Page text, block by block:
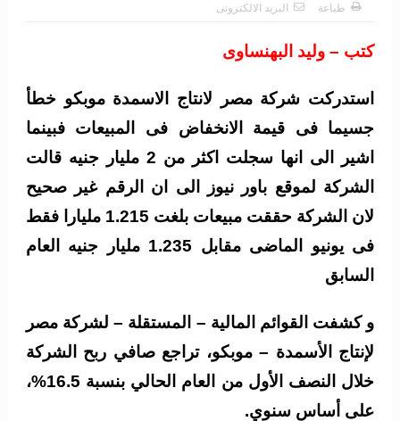
طباعة
البريد الالكترونى
كتب – وليد البهنساوى
استدركت شركة مصر لانتاج الاسمدة موبكو خطأ
جسيما فى قيمة الانخفاض فى المبيعات فبينما
اشير الى انها سجلت اكثر من 2 مليار جنيه قالت
الشركة لموقع باور نيوز الى ان الرقم غير صحيح
لان الشركة حققت مبيعات بلغت 1.215 مليارا فقط
فى يونيو الماضى مقابل 1.235 مليار جنيه العام
السابق
و كشفت القوائم المالية – المستقلة – لشركة مصر
لإنتاج الأسمدة – موبكو، تراجع صافي ربح الشركة
خلال النصف الأول من العام الحالي بنسبة 16.5%،
على أساس سنوي.